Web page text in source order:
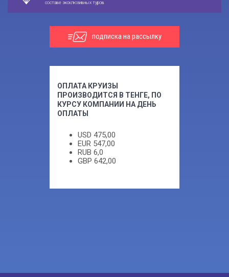
составе эксклюзивных туров
подписка на рассылку
ОПЛАТА КРУИЗЫ
ПРОИЗВОДИТСЯ В ТЕНГЕ, ПО
КУРСУ КОМПАНИИ НА ДЕНЬ
ОПЛАТЫ
USD 475,00
EUR 547,00
RUB 6,0
GBP 642,00